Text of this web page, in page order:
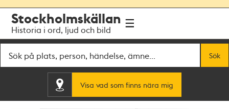
navigationen
huvudinnehållet
Stockholmskällan
Historia i ord, ljud och bild
Sök
Visa vad som finns nära mig